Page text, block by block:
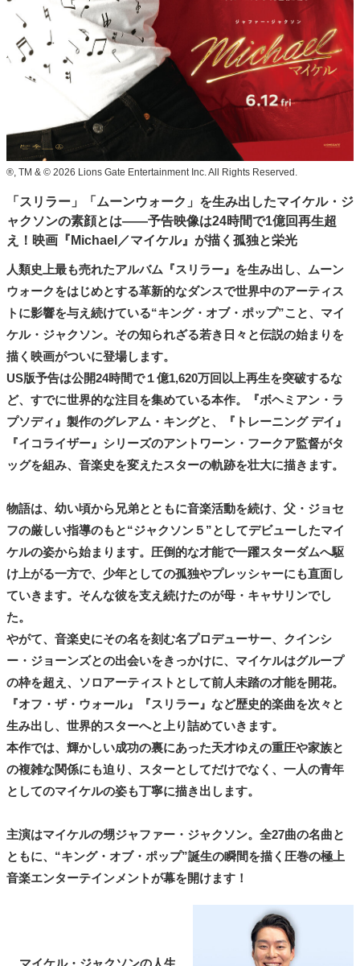
®, TM & © 2026 Lions Gate Entertainment Inc. All Rights Reserved.
「スリラー」「ムーンウォーク」を生み出したマイケル・ジ
ャクソンの素顔とは――予告映像は24時間で1億回再生超
え！映画『Michael／マイケル』が描く孤独と栄光
人類史上最も売れたアルバム『スリラー』を生み出し、ムーン
ウォークをはじめとする革新的なダンスで世界中のアーティス
トに影響を与え続けている“キング・オブ・ポップ”こと、マイ
ケル・ジャクソン。その知られざる若き日々と伝説の始まりを
描く映画がついに登場します。
US版予告は公開24時間で１億1,620万回以上再生を突破するな
ど、すでに世界的な注目を集めている本作。『ボヘミアン・ラ
プソディ』製作のグレアム・キングと、『トレーニング デイ』
『イコライザー』シリーズのアントワーン・フークア監督がタ
ッグを組み、音楽史を変えたスターの軌跡を壮大に描きます。
物語は、幼い頃から兄弟とともに音楽活動を続け、父・ジョセ
フの厳しい指導のもと“ジャクソン５”としてデビューしたマイ
ケルの姿から始まります。圧倒的な才能で一躍スターダムへ駆
け上がる一方で、少年としての孤独やプレッシャーにも直面し
ていきます。そんな彼を支え続けたのが母・キャサリンでし
た。
やがて、音楽史にその名を刻む名プロデューサー、クインシ
ー・ジョーンズとの出会いをきっかけに、マイケルはグループ
の枠を超え、ソロアーティストとして前人未踏の才能を開花。
『オフ・ザ・ウォール』『スリラー』など歴史的楽曲を次々と
生み出し、世界的スターへと上り詰めていきます。
本作では、輝かしい成功の裏にあった天才ゆえの重圧や家族と
の複雑な関係にも迫り、スターとしてだけでなく、一人の青年
としてのマイケルの姿も丁寧に描き出します。
主演はマイケルの甥ジャファー・ジャクソン。全27曲の名曲と
ともに、“キング・オブ・ポップ”誕生の瞬間を描く圧巻の極上
音楽エンターテインメントが幕を開けます！
マイケル・ジャクソンの人生